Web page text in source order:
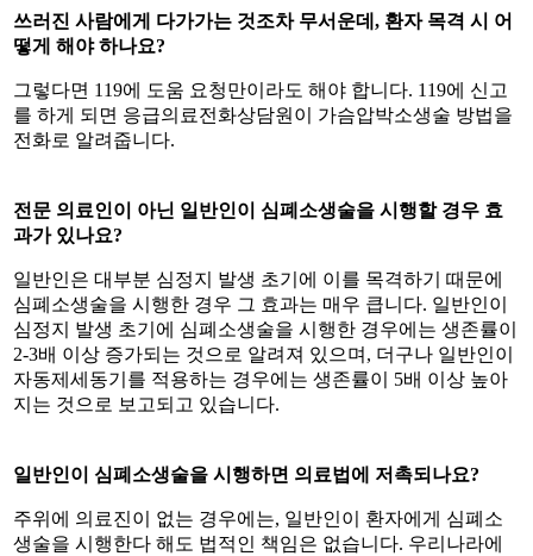
쓰러진 사람에게 다가가는 것조차 무서운데, 환자 목격 시 어
떻게 해야 하나요?
그렇다면 119에 도움 요청만이라도 해야 합니다. 119에 신고
를 하게 되면 응급의료전화상담원이 가슴압박소생술 방법을
전화로 알려줍니다.
전문 의료인이 아닌 일반인이 심폐소생술을 시행할 경우 효
과가 있나요?
일반인은 대부분 심정지 발생 초기에 이를 목격하기 때문에
심폐소생술을 시행한 경우 그 효과는 매우 큽니다. 일반인이
심정지 발생 초기에 심폐소생술을 시행한 경우에는 생존률이
2-3배 이상 증가되는 것으로 알려져 있으며, 더구나 일반인이
자동제세동기를 적용하는 경우에는 생존률이 5배 이상 높아
지는 것으로 보고되고 있습니다.
일반인이 심폐소생술을 시행하면 의료법에 저촉되나요?
주위에 의료진이 없는 경우에는, 일반인이 환자에게 심폐소
생술을 시행한다 해도 법적인 책임은 없습니다. 우리나라에